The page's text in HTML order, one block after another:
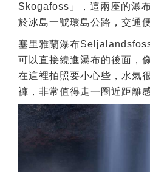
Skogafoss」，這兩座的瀑
於冰島一號環島公路，交通
塞里雅蘭瀑布
可以直接繞進瀑布的後面，
在這裡拍照要小心些，水氣
褲，非常值得走一圈近距離